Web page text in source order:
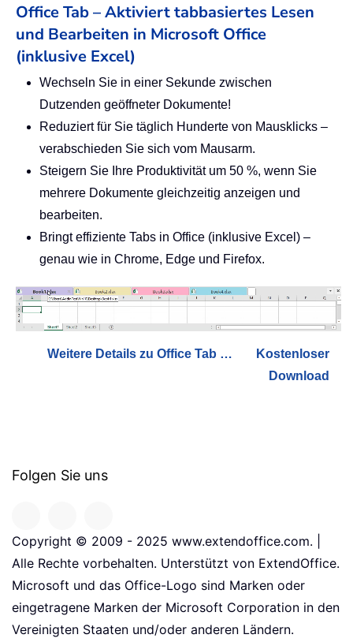
Office Tab – Aktiviert tabbasiertes Lesen
und Bearbeiten in Microsoft Office
(inklusive Excel)
Wechseln Sie in einer Sekunde zwischen
Dutzenden geöffneter Dokumente!
Reduziert für Sie täglich Hunderte von Mausklicks –
verabschieden Sie sich vom Mausarm.
Steigern Sie Ihre Produktivität um 50 %, wenn Sie
mehrere Dokumente gleichzeitig anzeigen und
bearbeiten.
Bringt effiziente Tabs in Office (inklusive Excel) –
genau wie in Chrome, Edge und Firefox.
Weitere Details zu Office Tab …
Kostenloser
Download
Folgen Sie uns
Copyright © 2009 - 2025 www.extendoffice.com. |
Alle Rechte vorbehalten. Unterstützt von ExtendOffice.
Microsoft und das Office-Logo sind Marken oder
eingetragene Marken der Microsoft Corporation in den
Vereinigten Staaten und/oder anderen Ländern.